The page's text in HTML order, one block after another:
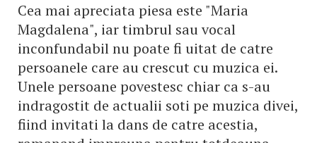
Cea mai apreciata piesa este "Maria
Magdalena", iar timbrul sau vocal
inconfundabil nu poate fi uitat de catre
persoanele care au crescut cu muzica ei.
Unele persoane povestesc chiar ca s-au
indragostit de actualii soti pe muzica divei,
fiind invitati la dans de catre acestia,